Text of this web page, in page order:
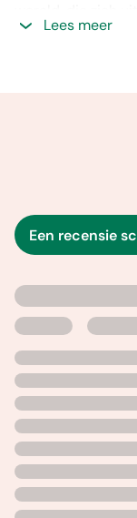
huidige Sofia, en
‘Een essentiële
vader-
‘Altijd
citeerbaar.’ –
Lees meer
Een recensie